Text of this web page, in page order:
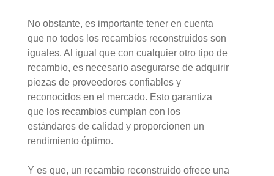
No obstante, es importante tener en cuenta
que no todos los recambios reconstruidos son
iguales. Al igual que con cualquier otro tipo de
recambio, es necesario asegurarse de adquirir
piezas de proveedores confiables y
reconocidos en el mercado. Esto garantiza
que los recambios cumplan con los
estándares de calidad y proporcionen un
rendimiento óptimo.
Y es que, un recambio reconstruido ofrece una